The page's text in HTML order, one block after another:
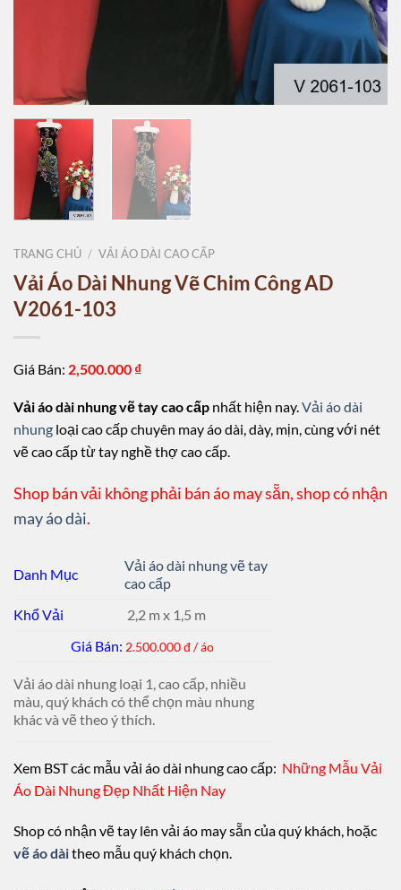
TRANG CHỦ / VẢI ÁO DÀI CAO CẤP
Vải Áo Dài Nhung Vẽ Chim Công AD
V2061-103
Giá Bán: 2,500.000 ₫
Vải áo dài nhung vẽ tay cao cấp nhất hiện nay.Vải áo dài
nhung loại cao cấp chuyên may áo dài, dày, mịn, cùng với nét
vẽ cao cấp từ tay nghề thợ cao cấp.
Shop bán vải không phải bán áo may sẵn, shop có nhận
may áo dài.
Danh Mục
Vải áo dài nhung vẽ tay
cao cấp
Khổ Vải
2,2 m x 1,5 m
Giá Bán: 2.500.000 đ / áo
Vải áo dài nhung loại 1, cao cấp, nhiều
màu, quý khách có thể chọn màu nhung
khác và vẽ theo ý thích.
Xem BST các mẫu vải áo dài nhung cao cấp: Những Mẫu Vải
Áo Dài Nhung Đẹp Nhất Hiện Nay
Shop có nhận vẽ tay lên vải áo may sẵn của quý khách, hoặc
vẽ áo dàitheo mẫu quý khách chọn.